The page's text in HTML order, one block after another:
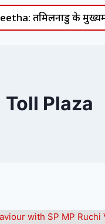
तमिलनाडु के
Toll Plaza